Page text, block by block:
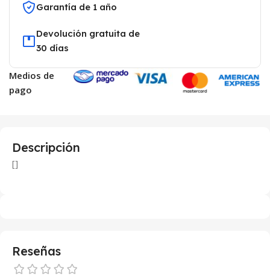
Garantía de 1 año
Devolución gratuita de
30 días
Medios de
pago
Descripción
[]
Reseñas